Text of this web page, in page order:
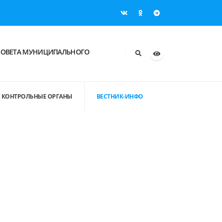
МУНИЦИПАЛЬНОГО
КОНТРОЛЬНЫЕ ОРГАНЫ ВЕСТНИК-ИНФО